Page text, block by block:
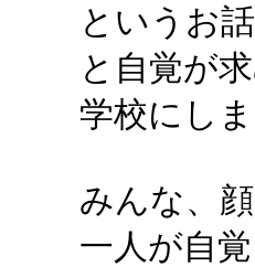
というお
と自覚が
学校にし
みんな、
一人が自